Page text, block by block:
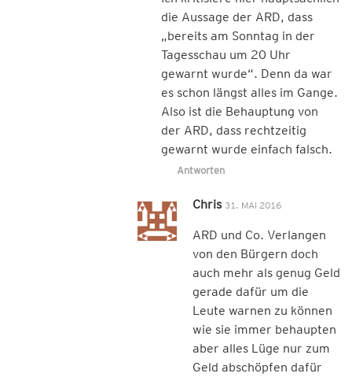
die Aussage der ARD, dass
„bereits am Sonntag in der
Tagesschau um 20 Uhr
gewarnt wurde“. Denn da war
es schon längst alles im Gange.
Also ist die Behauptung von
der ARD, dass rechtzeitig
gewarnt wurde einfach falsch.
Antworten
Chris 31. MAI 2016
ARD und Co. Verlangen
von den Bürgern doch
auch mehr als genug Geld
gerade dafür um die
Leute warnen zu können
wie sie immer behaupten
aber alles Lüge nur zum
Geld abschöpfen dafür